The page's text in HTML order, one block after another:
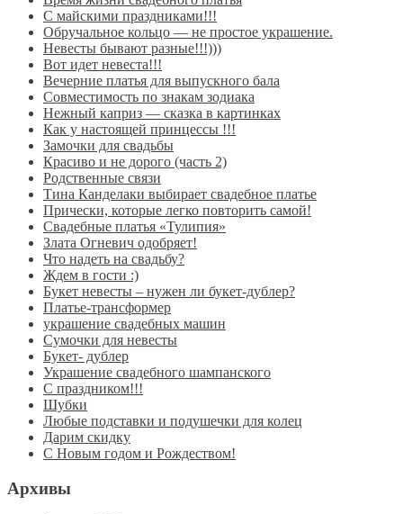
С майскими праздниками!!!
Обручальное кольцо — не простое украшение.
Невесты бывают разные!!!)))
Вот идет невеста!!!
Вечерние платья для выпускного бала
Совместимость по знакам зодиака
Нежный каприз — сказка в картинках
Как у настоящей принцессы !!!
Замочки для свадьбы
Красиво и не дорого (часть 2)
Родственные связи
Тина Канделаки выбирает свадебное платье
Прически, которые легко повторить самой!
Свадебные платья «Тулипия»
Злата Огневич одобряет!
Что надеть на свадьбу?
Ждем в гости :)
Букет невесты – нужен ли букет-дублер?
Платье-трансформер
украшение свадебных машин
Сумочки для невесты
Букет- дублер
Украшение свадебного шампанского
С праздником!!!
Шубки
Любые подставки и подушечки для колец
Дарим скидку
С Новым годом и Рождеством!
Архивы